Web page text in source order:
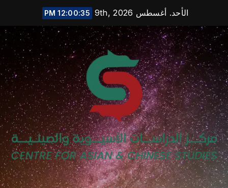
content
الأحد. أغسطس 9th, 2026 12:00:36 PM